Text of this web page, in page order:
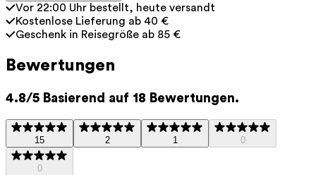
Vor 22:00 Uhr bestellt, heute versandt
Kostenlose Lieferung ab 40 €
Geschenk in Reisegröße ab 85 €
Bewertungen
4.8/5 Basierend auf 18 Bewertungen.
15 2 1 0
0